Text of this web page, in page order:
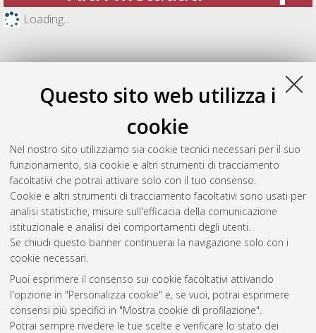
Questo sito web utilizza i
cookie
Nel nostro sito utilizziamo sia cookie tecnici necessari per il suo
funzionamento, sia cookie e altri strumenti di tracciamento
facoltativi che potrai attivare solo con il tuo consenso.
Cookie e altri strumenti di tracciamento facoltativi sono usati per
analisi statistiche, misure sull'efficacia della comunicazione
istituzionale e analisi dei comportamenti degli utenti.
Se chiudi questo banner continuerai la navigazione solo con i
cookie necessari.
Puoi esprimere il consenso sui cookie facoltativi attivando
l'opzione in "Personalizza cookie" e, se vuoi, potrai esprimere
consensi più specifici in "Mostra cookie di profilazione".
Potrai sempre rivedere le tue scelte e verificare lo stato dei
Loading...
Gestione del documento:
Atom
Rss 1.0
Rss 2.0